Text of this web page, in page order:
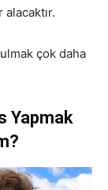
çok daha
Yapmak